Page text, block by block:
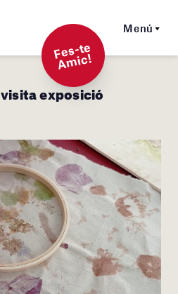
Menú
F
es-t
e
A
mi
c!
visita exposició